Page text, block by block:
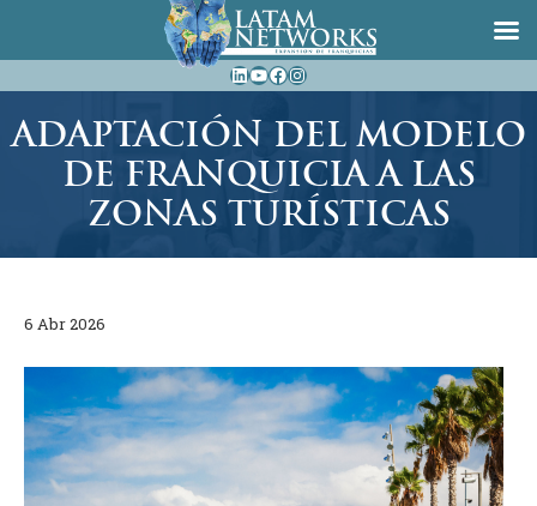
al
contenido
LinkedIn
YouTube
Facebook
Instagram
ADAPTACIÓN DEL MODELO
DE FRANQUICIA A LAS
ZONAS TURÍSTICAS
6 Abr 2026